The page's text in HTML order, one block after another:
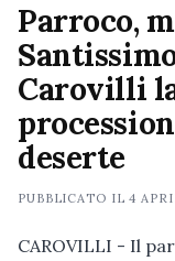
Parroco,
Carovilli
deserte
PUBBLICATO IL4
CAROVILLI - Il